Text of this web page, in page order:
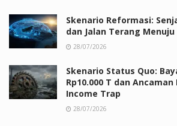
Skenario Reformasi:
dan Jalan Terang
28/07/2026
Skenario Status Quo:
Rp10.000 T dan
Income Trap
28/07/2026